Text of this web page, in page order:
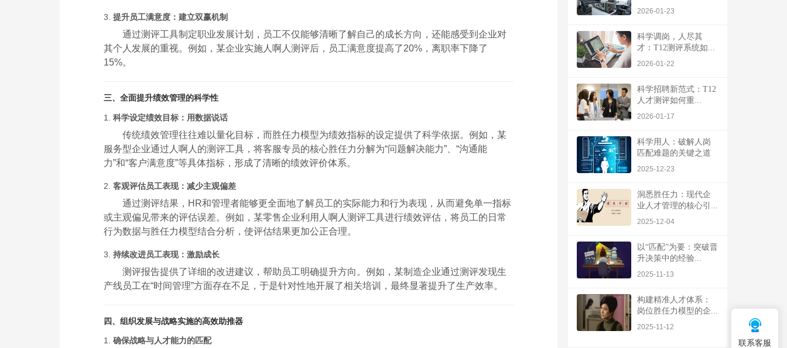
3. 提升员工满意度：建立双赢机制
通过测评工具制定职业发展计划，员工不仅能够清晰了解自己的成长方向，还能感受到企业对
其个人发展的重视。例如，某企业实施人啊人测评后，员工满意度提高了20%，离职率下降了
15%。
三、全面提升绩效管理的科学性
1. 科学设定绩效目标：用数据说话
传统绩效管理往往难以量化目标，而胜任力模型为绩效指标的设定提供了科学依据。例如，某
服务型企业通过人啊人的测评工具，将客服专员的核心胜任力分解为“问题解决能力”、“沟通能
力”和“客户满意度”等具体指标，形成了清晰的绩效评价体系。
2. 客观评估员工表现：减少主观偏差
通过测评结果，HR和管理者能够更全面地了解员工的实际能力和行为表现，从而避免单一指标
或主观偏见带来的评估误差。例如，某零售企业利用人啊人测评工具进行绩效评估，将员工的日常
行为数据与胜任力模型结合分析，使评估结果更加公正合理。
3. 持续改进员工表现：激励成长
测评报告提供了详细的改进建议，帮助员工明确提升方向。例如，某制造企业通过测评发现生
产线员工在“时间管理”方面存在不足，于是针对性地开展了相关培训，最终显著提升了生产效率。
四、组织发展与战略实施的高效助推器
1. 确保战略与人才能力的匹配
2026-01-23
科学调岗，人尽其
才：T12测评系统如...
2026-01-22
科学招聘新范式：T12
人才测评如何重...
2026-01-17
科学用人：破解人岗
匹配难题的关键之道
2025-12-23
洞悉胜任力：现代企
业人才管理的核心引...
2025-12-04
以“匹配”为要：突破晋
升决策中的经验...
2025-11-13
构建精准人才体系：
岗位胜任力模型的企...
2025-11-12
联系客服